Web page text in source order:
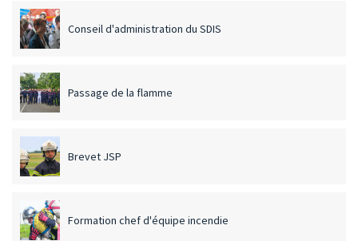
Conseil d'administration du SDIS
Passage de la flamme
Brevet JSP
Formation chef d'équipe incendie